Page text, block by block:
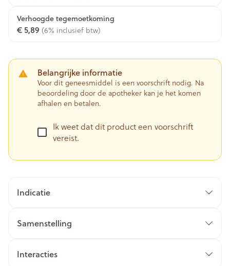
Verhoogde tegemoetkoming
€ 5,89 (6% inclusief btw)
Belangrijke informatie
Voor dit geneesmiddel is een voorschrift nodig. Na
beoordeling door de apotheker kan je het komen
afhalen en betalen.
Ik weet dat dit product een voorschrift
vereist.
Indicatie
Samenstelling
Interacties